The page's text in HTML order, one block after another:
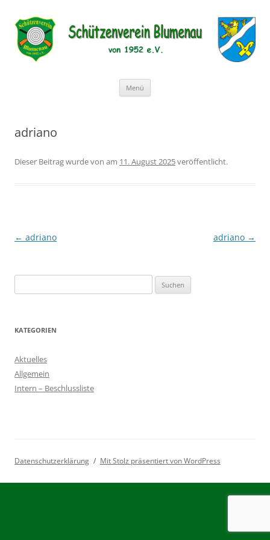
Schützenverein Blumenau von
1952 e.V.
Menü
adriano
Dieser Beitrag wurdevon am 11. August 2025veröffentlicht.
Beitragsnavigation
← adriano adriano →
nach:
KATEGORIEN
Aktuelles
Allgemein
Intern – Beschlussliste
Datenschutzerklärung Mit Stolz präsentiert von WordPress